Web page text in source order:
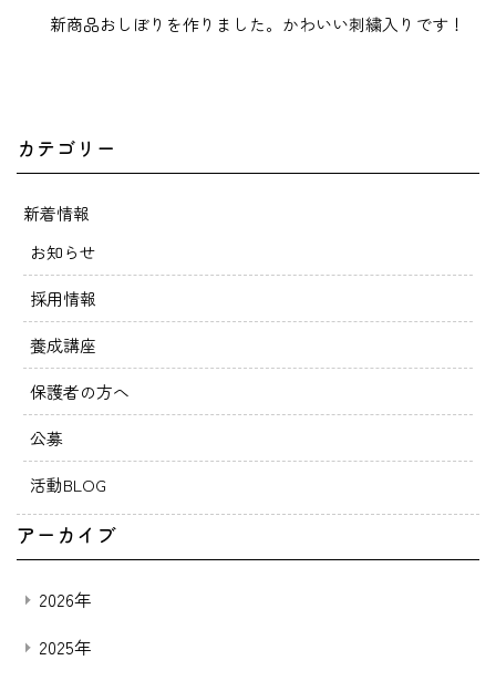
新商品おしぼりを作りました。かわいい刺繍入りです！
カテゴリー
新着情報
お知らせ
採用情報
養成講座
保護者の方へ
公募
活動BLOG
アーカイブ
2026年
2025年